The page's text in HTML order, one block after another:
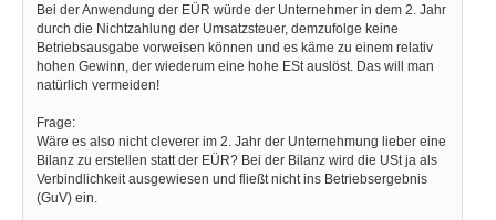
Bei der Anwendung der EÜR würde der Unternehmer in dem 2. Jahr
durch die Nichtzahlung der Umsatzsteuer, demzufolge keine
Betriebsausgabe vorweisen können und es käme zu einem relativ
hohen Gewinn, der wiederum eine hohe ESt auslöst. Das will man
natürlich vermeiden!
Frage:
Wäre es also nicht cleverer im 2. Jahr der Unternehmung lieber eine
Bilanz zu erstellen statt der EÜR? Bei der Bilanz wird die USt ja als
Verbindlichkeit ausgewiesen und fließt nicht ins Betriebsergebnis
(GuV) ein.